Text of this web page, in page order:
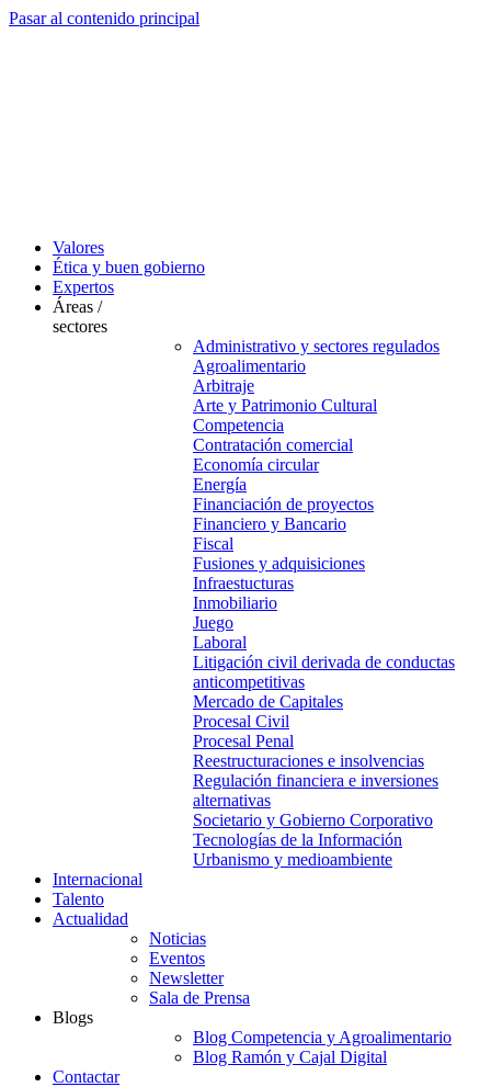
Pasar al contenido principal
Valores
Ética y buen gobierno
Expertos
Áreas /
sectores
Administrativo y sectores regulados
Agroalimentario
Arbitraje
Arte y Patrimonio Cultural
Competencia
Contratación comercial
Economía circular
Energía
Financiación de proyectos
Financiero y Bancario
Fiscal
Fusiones y adquisiciones
Infraestucturas
Inmobiliario
Juego
Laboral
Litigación civil derivada de conductas
anticompetitivas
Mercado de Capitales
Procesal Civil
Procesal Penal
Reestructuraciones e insolvencias
Regulación financiera e inversiones
alternativas
Societario y Gobierno Corporativo
Tecnologías de la Información
Urbanismo y medioambiente
Internacional
Talento
Actualidad
Noticias
Eventos
Newsletter
Sala de Prensa
Blogs
Blog Competencia y Agroalimentario
Blog Ramón y Cajal Digital
Contactar